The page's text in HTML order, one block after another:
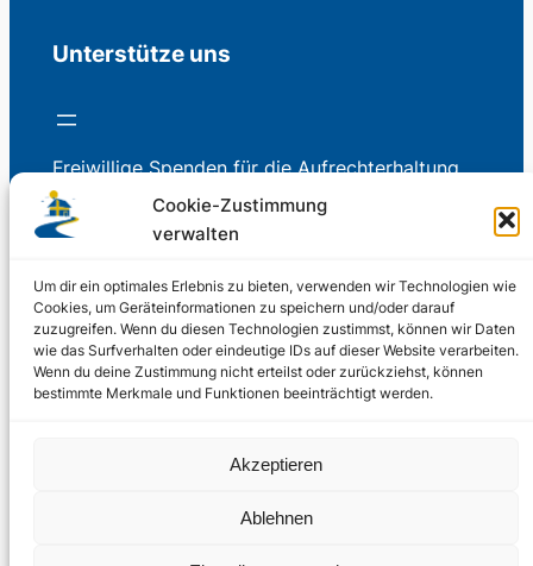
Cookie-Zustimmung
verwalten
Um dir ein optimales Erlebnis zu bieten, verwenden wir Technologien wie
Cookies, um Geräteinformationen zu speichern und/oder darauf
zuzugreifen. Wenn du diesen Technologien zustimmst, können wir Daten
wie das Surfverhalten oder eindeutige IDs auf dieser Website verarbeiten.
Wenn du deine Zustimmung nicht erteilst oder zurückziehst, können
bestimmte Merkmale und Funktionen beeinträchtigt werden.
Akzeptieren
Ablehnen
Unterstütze uns
Freiwillige Spenden für die Aufrechterhaltung
der Redaktion.
© 2002 – 2026
Liquid